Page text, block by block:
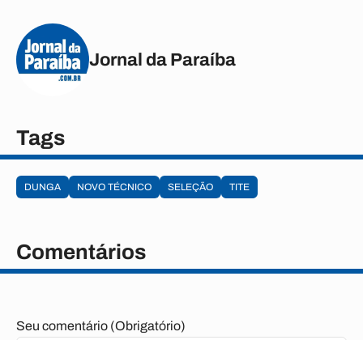
Jornal da Paraíba
Tags
DUNGA NOVO TÉCNICO SELEÇÃO TITE
Comentários
Seu comentário (Obrigatório)